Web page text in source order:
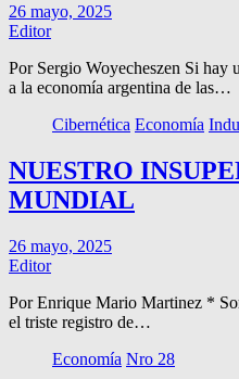
26 mayo, 2025
Editor
Por Sergio Woyecheszen Si hay
a la economía argentina de las…
Cibernética Economía
NUESTRO
MUNDIAL
26 mayo, 2025
Editor
Por Enrique Mario Martinez *
el triste registro de…
Economía Nro 28